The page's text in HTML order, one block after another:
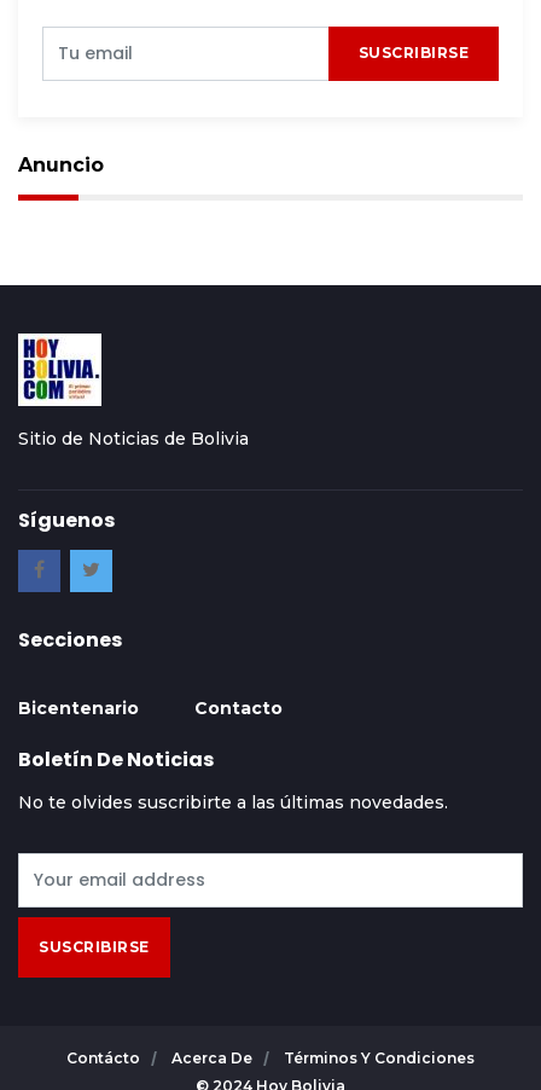
SUSCRIBIRSE
Anuncio
Sitio de Noticias de Bolivia
Síguenos
Secciones
Bicentenario Contacto
Boletín De Noticias
No te olvides suscribirte a las últimas novedades.
SUSCRIBIRSE
© 2024 Hoy Bolivia
Contácto Acerca De Términos Y Condiciones